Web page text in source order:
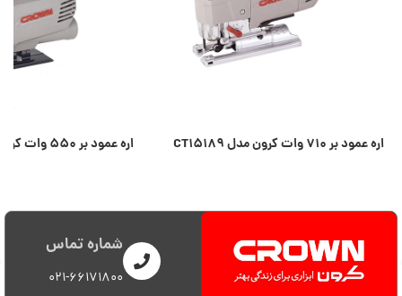
اره عمود بر ۷۱۰ وات کرون مدل CT۱۵۱۸۹ اره عمود بر ۵۵۰ وات کرون مدل CT۱۵۲۱۲
شماره تماس
021-66171800